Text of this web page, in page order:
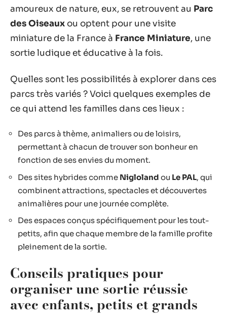
amoureux de nature, eux, se retrouvent au Parc
des Oiseaux ou optent pour une visite
miniature de la France à France Miniature, une
sortie ludique et éducative à la fois.
Quelles sont les possibilités à explorer dans ces
parcs très variés ? Voici quelques exemples de
ce qui attend les familles dans ces lieux :
Des parcs à thème, animaliers ou de loisirs,
permettant à chacun de trouver son bonheur en
fonction de ses envies du moment.
Des sites hybrides comme Nigloland ou Le PAL, qui
combinent attractions, spectacles et découvertes
animalières pour une journée complète.
Des espaces conçus spécifiquement pour les tout-
petits, afin que chaque membre de la famille profite
pleinement de la sortie.
Conseils pratiques pour
organiser une sortie réussie
avec enfants, petits et grands